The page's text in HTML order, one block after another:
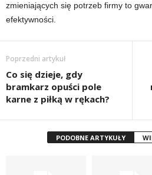
zmieniających się potrzeb firmy to
efektywności.
Poprzedni artykuł
Co się dzieje, gdy
bramkarz opuści pole
karne z piłką w rękach?
PODOBNE ARTYKUŁY